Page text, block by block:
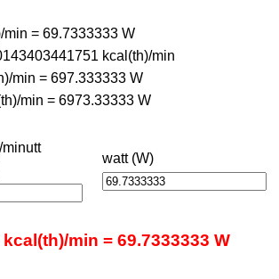
min = 69.7333333 W
kcal(th)/min
min = 697.333333 W
min = 6973.33333 W
watt (W)
min = 69.7333333 W